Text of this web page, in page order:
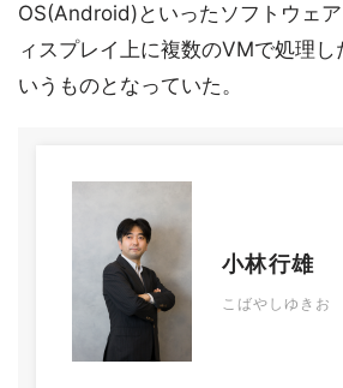
OS(Android)といったソフトウェ
ィスプレイ上に複数のVMで処理し
いうものとなっていた。
小林行雄
こばやしゆきお